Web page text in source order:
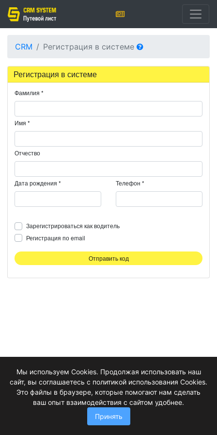
CRM Регистрация в системе
Регистрация в системе
Фамилия *
Имя *
Отчество
Дата рождения * Телефон *
Зарегистрироваться как водитель
Регистрация по email
Отправить код
Мы используем Cookies. Продолжая использовать наш
сайт, вы соглашаетесь с политикой использования Cookies.
Это файлы в браузере, которые помогают нам сделать
ваш опыт взаимодействия с сайтом удобнее.
Принять